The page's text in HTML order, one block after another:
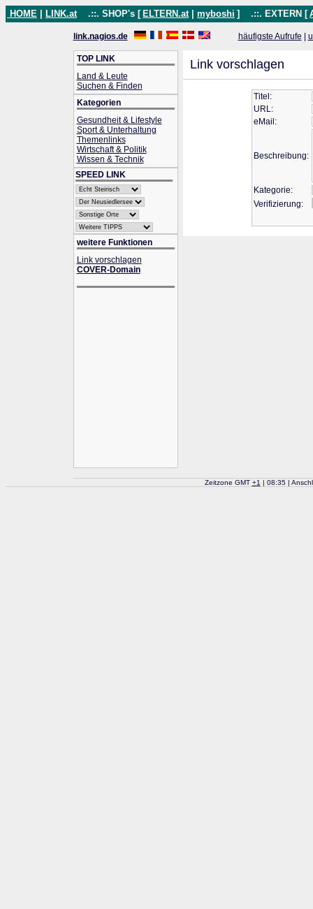
HOME LINK.at .::. SHOP's [ ELTERN.at myboshi ] .::. EXTERN [
link.nagios.de häufigste Aufrufe
TOP LINK
Land & Leute
Suchen & Finden
Kategorien
Gesundheit & Lifestyle
Sport & Unterhaltung
Themenlinks
Wirtschaft & Politik
Wissen & Technik
SPEED LINK
weitere Funktionen
Link vorschlagen
COVER-Domain
Link vorschlagen
Titel:
URL:
eMail:
Beschreibung:
Kategorie:
Verifizierung:
Zeitzone GMT +1 | 08:35 |